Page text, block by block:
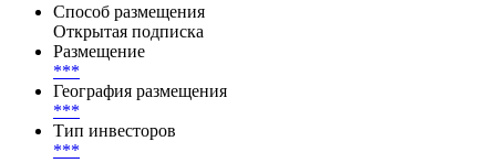
Способ размещения
Открытая подписка
Размещение
***
География размещения
***
Тип инвесторов
***